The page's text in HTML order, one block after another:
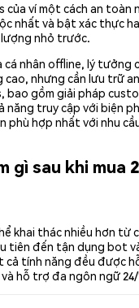
của ví một cách an toàn
nhất và bật xác thực
nhỏ trước.
cá nhân offline, lý tưởng
cao, nhưng cần lưu trữ
bao gồm giải pháp
năng truy cập với biện
phù hợp nhất với nhu
gì sau khi mua
khai thác nhiều hơn từ
tiên đến tận dụng bot
cả tính năng đều được
hỗ trợ đa ngôn ngữ 24/